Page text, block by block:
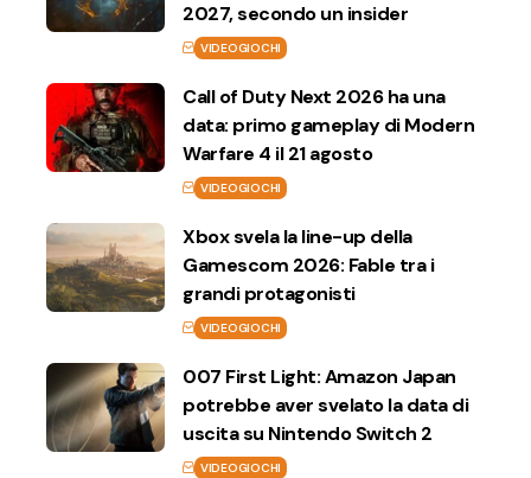
2027, secondo un insider
VIDEOGIOCHI
Call of Duty Next 2026 ha una
data: primo gameplay di Modern
Warfare 4 il 21 agosto
VIDEOGIOCHI
Xbox svela la line-up della
Gamescom 2026: Fable tra i
grandi protagonisti
VIDEOGIOCHI
007 First Light: Amazon Japan
potrebbe aver svelato la data di
uscita su Nintendo Switch 2
VIDEOGIOCHI